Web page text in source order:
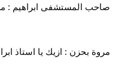
صاحب المستشفى ابراهيم :
مروة بحزن : ازيك يا استاذ